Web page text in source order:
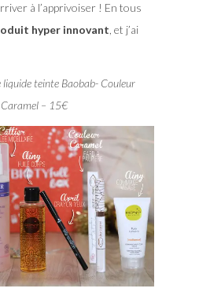
à l’apprivoiser ! En tous
hyper innovant, et j’ai
liquide teinte Baobab- Couleur
Caramel – 15€